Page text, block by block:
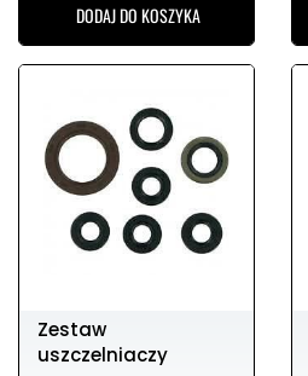
DODAJ DO KOSZYKA
Zestaw
uszczelniaczy